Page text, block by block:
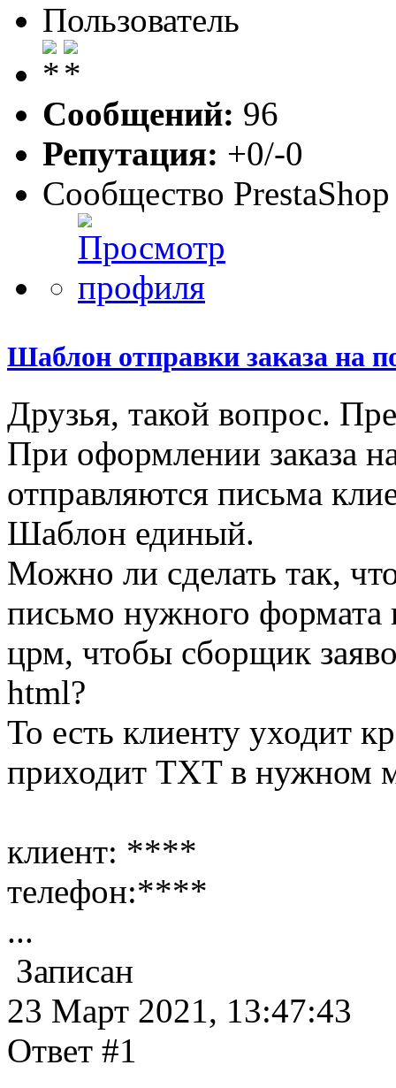
Пользователь
Сообщений: 96
Репутация: +0/-0
Сообщество PrestaShop
Шаблон отправки заказа на
Друзья, такой вопрос.
При оформлении заказа
отправляются письма
Шаблон единый.
Можно ли сделать так,
письмо нужного формата
црм, чтобы сборщик
html?
То есть клиенту уходит
приходит TXT в нужном
клиент: ****
телефон:****
...
Записан
23 Март 2021, 13:47:43
Ответ #1